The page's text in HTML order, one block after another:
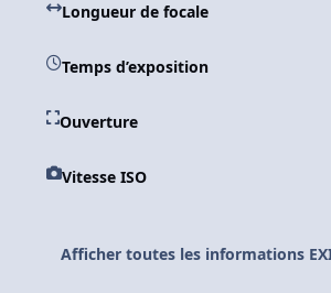
Longueur de focale
Temps d’exposition
Ouverture
Vitesse ISO
Afficher toutes les informations